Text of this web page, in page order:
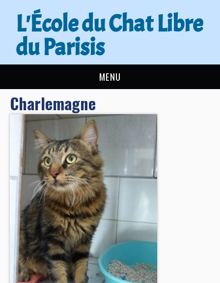
L'École du Chat Libre
du Parisis
MENU
L’ÉCOLE DU CHAT
ACTUALITÉS
ADOPTER
NOUS AIDER
CONTACT
BOUTIQUE
FORUM
Charlemagne